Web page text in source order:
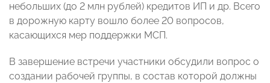
небольших (до 2 млн рублей) кредитов ИП и др. Всего
в дорожную карту вошло более 20 вопросов,
касающихся мер поддержки МСП.
В завершение встречи участники обсудили вопрос о
создании рабочей группы, в состав которой должны